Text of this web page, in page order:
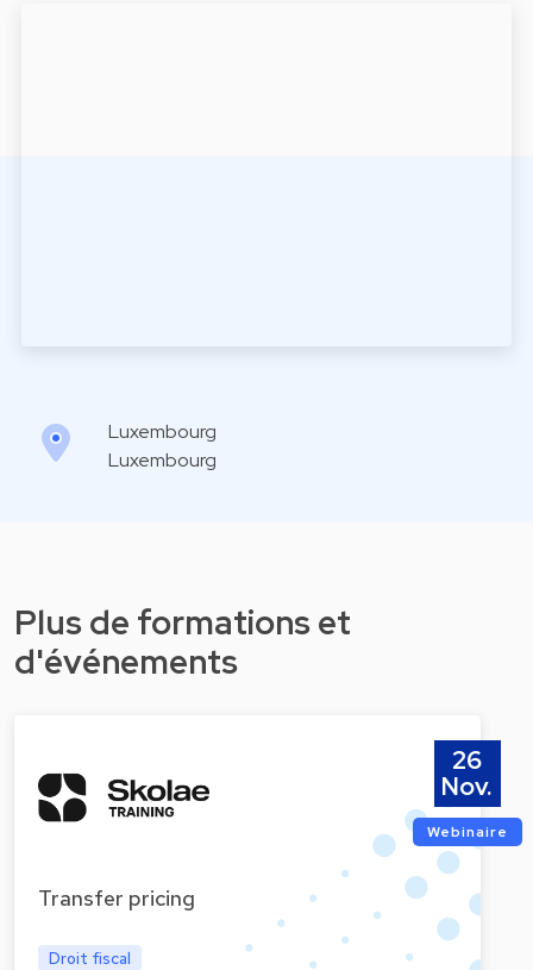
Luxembourg
Luxembourg
Plus de formations et
d'événements
Transfer pricing
Droit fiscal
26
Nov.
Webinaire